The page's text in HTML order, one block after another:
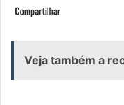
Veja também a